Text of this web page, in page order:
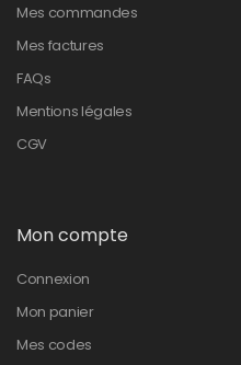
Mes commandes
Mes factures
FAQs
Mentions légales
CGV
Mon compte
Connexion
Mon panier
Mes codes